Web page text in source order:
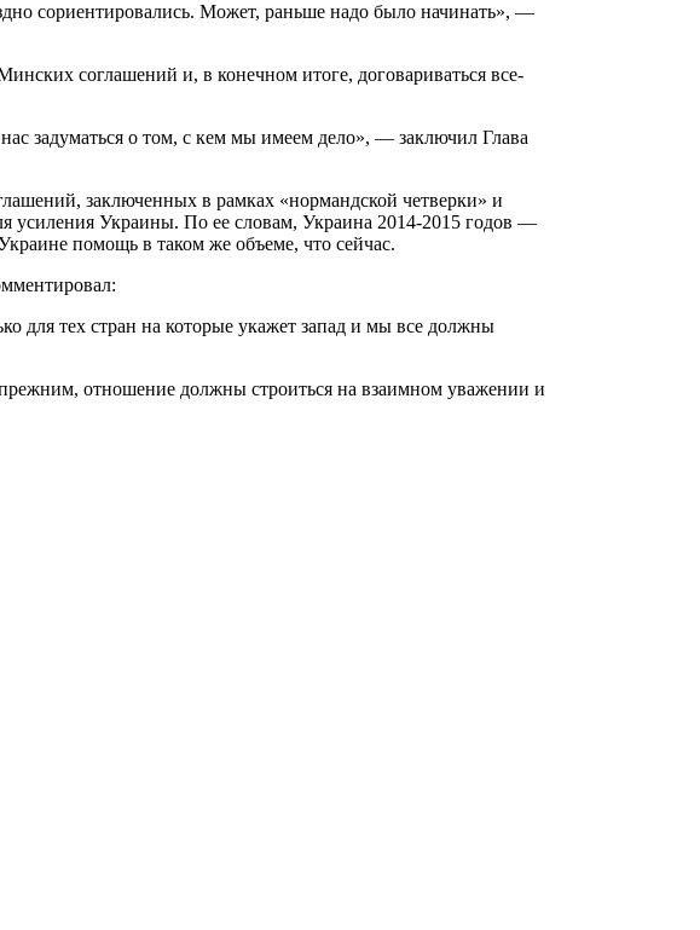
сориентировались. Может, раньше надо было начинать», —
соглашений и, в конечном итоге, договариваться все-
задуматься о том, с кем мы имеем дело», — заключил Глава
заключенных в рамках «нормандской четверки» и
усиления Украины. По ее словам, Украина 2014-2015 годов —
помощь в таком же объеме, что сейчас.
для тех стран на которые укажет запад и мы все должны
отношение должны строиться на взаимном уважении и